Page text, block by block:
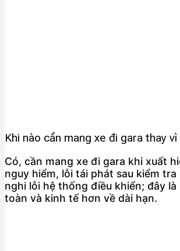
Khi nào cần mang xe đi gara thay
Có, cần mang xe đi gara khi xuất
nguy hiểm, lỗi tái phát sau kiểm tra
nghi lỗi hệ thống điều khiển; đây là
toàn và kinh tế hơn về dài hạn.